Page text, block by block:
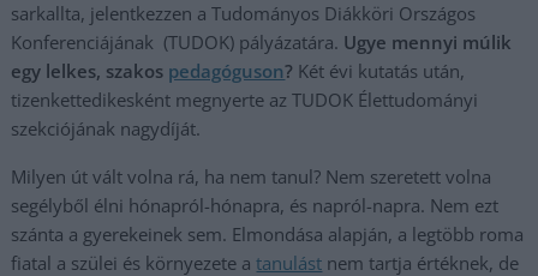
sarkallta, jelentkezzen a Tudományos Diákköri Országos
Konferenciájának (TUDOK) pályázatára. Ugye mennyi múlik
egy lelkes, szakos pedagóguson? Két évi kutatás után,
tizenkettedikesként megnyerte az TUDOK Élettudományi
szekciójának nagydíját.
Milyen út vált volna rá, ha nem tanul? Nem szeretett volna
segélyből élni hónapról-hónapra, és napról-napra. Nem ezt
szánta a gyerekeinek sem. Elmondása alapján, a legtöbb roma
fiatal a szülei és környezete atanulást nem tartja értéknek, de